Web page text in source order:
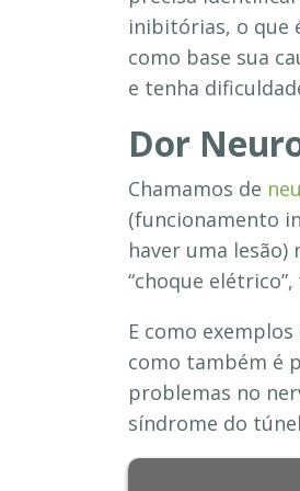
inibitórias, o que
como base sua
e tenha
Dor
Chamamos de
(funcionamento
haver uma lesão)
“choque
E como
como também é
problemas no
síndrome do